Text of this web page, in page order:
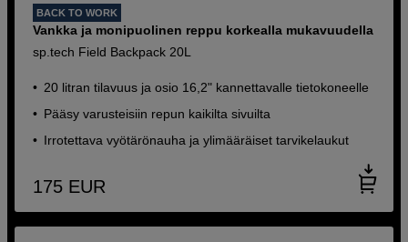
BACK TO WORK
Vankka ja monipuolinen reppu korkealla mukavuudella
sp.tech Field Backpack 20L
20 litran tilavuus ja osio 16,2" kannettavalle tietokoneelle
Pääsy varusteisiin repun kaikilta sivuilta
Irrotettava vyötärönauha ja ylimääräiset tarvikelaukut
175 EUR